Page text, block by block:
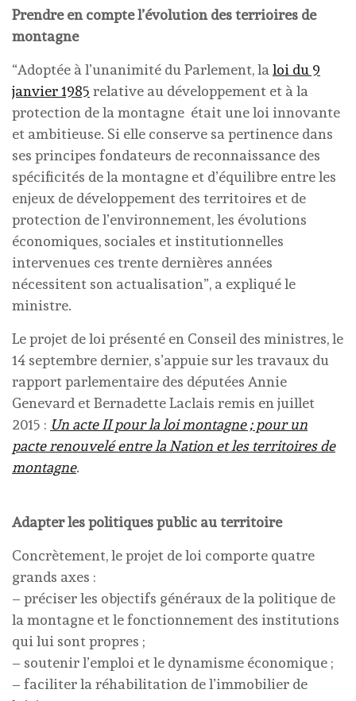
Prendre en compte l’évolution des terrioires de
montagne
“Adoptée à l’unanimité du Parlement, la loi du 9
janvier 1985 relative au développement et à la
protection de la montagne était une loi innovante
et ambitieuse. Si elle conserve sa pertinence dans
ses principes fondateurs de reconnaissance des
spécificités de la montagne et d’équilibre entre les
enjeux de développement des territoires et de
protection de l’environnement, les évolutions
économiques, sociales et institutionnelles
intervenues ces trente dernières années
nécessitent son actualisation”, a expliqué le
ministre.
Le projet de loi présenté en Conseil des ministres, le
14 septembre dernier, s’appuie sur les travaux du
rapport parlementaire des députées Annie
Genevard et Bernadette Laclais remis en juillet
2015 : Un acte II pour la loi montagne ; pour un
pacte renouvelé entre la Nation et les territoires de
montagne.
Adapter les politiques public au territoire
Concrètement, le projet de loi comporte quatre
grands axes :
– préciser les objectifs généraux de la politique de
la montagne et le fonctionnement des institutions
qui lui sont propres ;
– soutenir l’emploi et le dynamisme économique ;
– faciliter la réhabilitation de l’immobilier de